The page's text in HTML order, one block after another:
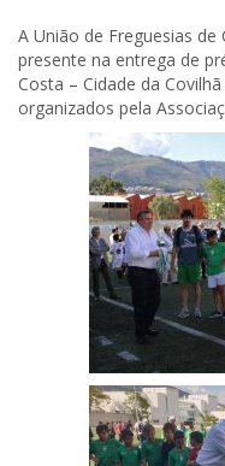
A União de Freguesias
presente na entrega de
Costa – Cidade da
organizados pela